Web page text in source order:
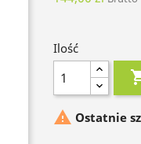
Ilość
 Ostatnie